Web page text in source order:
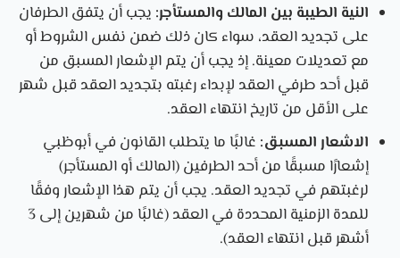
النية الطيبة بين المالك والمستأجر: يجب أن يتفق الطرفان
على تجديد العقد، سواء كان ذلك ضمن نفس الشروط أو
مع تعديلات معينة. إذ يجب أن يتم الإشعار المسبق من
قبل أحد طرفي العقد لإبداء رغبته بتجديد العقد قبل شهر
على الأقل من تاريخ انتهاء العقد.
الاشعار المسبق: غالبًا ما يتطلب القانون في أبوظبي
إشعارًا مسبقًا من أحد الطرفين (المالك أو المستأجر)
لرغبتهم في تجديد العقد. يجب أن يتم هذا الإشعار وفقًا
للمدة الزمنية المحددة في العقد (غالبًا من شهرين إلى 3
أشهر قبل انتهاء العقد).